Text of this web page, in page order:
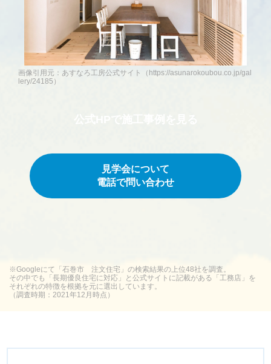
画像引用元：あすなろ工房公式サイト（https://asunarokoubou.co.jp/gal
lery/24185）
見学会について
電話で問い合わせ
※Googleにて「石巻市 注文住宅」の検索結果の上位48社を調査。
その中でも「長期優良住宅に対応」と公式サイトに記載がある「工務店」を
それぞれの特徴を根拠を元に選出しています。
（調査時期：2021年12月時点）